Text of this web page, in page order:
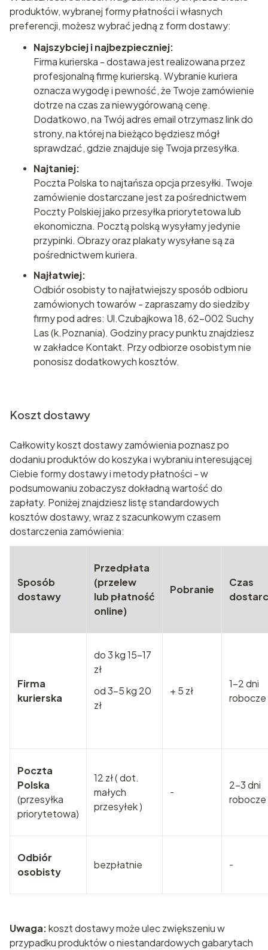
produktów, wybranej formy płatności i własnych
preferencji, możesz wybrać jedną z form dostawy:
Najszybciej i najbezpieczniej:
Firma kurierska - dostawa jest realizowana przez
profesjonalną firmę kurierską. Wybranie kuriera
oznacza wygodę i pewność, że Twoje zamówienie
dotrze na czas za niewygórowaną cenę.
Dodatkowo, na Twój adres email otrzymasz link do
strony, na której na bieżąco będziesz mógł
sprawdzać, gdzie znajduje się Twoja przesyłka.
Najtaniej:
Poczta Polska to najtańsza opcja przesyłki. Twoje
zamówienie dostarczane jest za pośrednictwem
Poczty Polskiej jako przesyłka priorytetowa lub
ekonomiczna. Pocztą polską wysyłamy jedynie
przypinki. Obrazy oraz plakaty wysyłane są za
pośrednictwem kuriera.
Najłatwiej:
Odbiór osobisty ­to najłatwiejszy sposób odbioru
zamówionych towarów - zapraszamy do siedziby
firmy pod adres: Ul.Czubajkowa 18, 62-002 Suchy
Las (k.Poznania). Godziny pracy punktu znajdziesz
w zakładce Kontakt. Przy odbiorze osobistym nie
ponosisz dodatkowych kosztów.
Koszt dostawy
Całkowity koszt dostawy zamówienia poznasz po
dodaniu produktów do koszyka i wybraniu interesującej
Ciebie formy dostawy i metody płatności - w
podsumowaniu zobaczysz dokładną wartość do
zapłaty. Poniżej znajdziesz listę standardowych
kosztów dostawy, wraz z szacunkowym czasem
dostarczenia zamówienia:
Sposób
dostawy
Przedpłata
(przelew
lub płatność
online)
Pobranie
Czas
Firma
kurierska
do 3 kg 15-17
zł
od 3-5 kg 20
zł
+ 5 zł
1-2 dni
robocze
Poczta
Polska
(przesyłka
priorytetowa)
12 zł ( dot.
małych
przesyłek )
-
2-3 dni
robocze
Odbiór
osobisty
bezpłatnie -
Uwaga:koszt dostawy może ulec zwiększeniu w
przypadku produktów o niestandardowych gabarytach